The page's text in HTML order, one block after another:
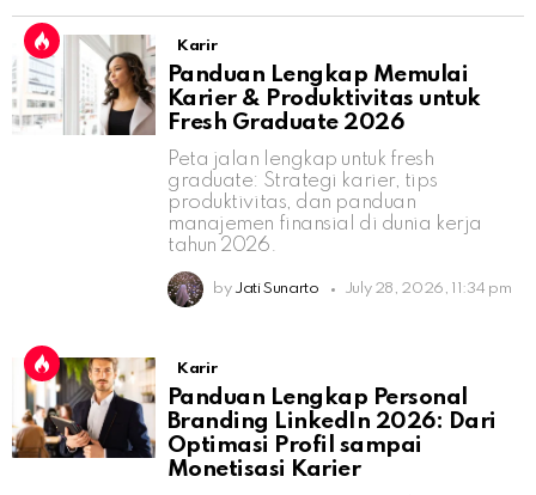
Karir
Panduan Lengkap Memulai
Karier & Produktivitas untuk
Fresh Graduate 2026
Peta jalan lengkap untuk fresh
graduate: Strategi karier, tips
produktivitas, dan panduan
manajemen finansial di dunia kerja
tahun 2026.
by Jati Sunarto July 28, 2026, 11:34 pm
Karir
Panduan Lengkap Personal
Branding LinkedIn 2026: Dari
Optimasi Profil sampai
Monetisasi Karier